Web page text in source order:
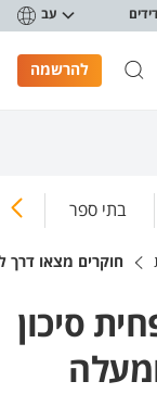
עב
להרשמה
בתי ספר
חוקרים מצאו דרך להפחית סיכון
סיכון
בקרב בני 70 ומעלה